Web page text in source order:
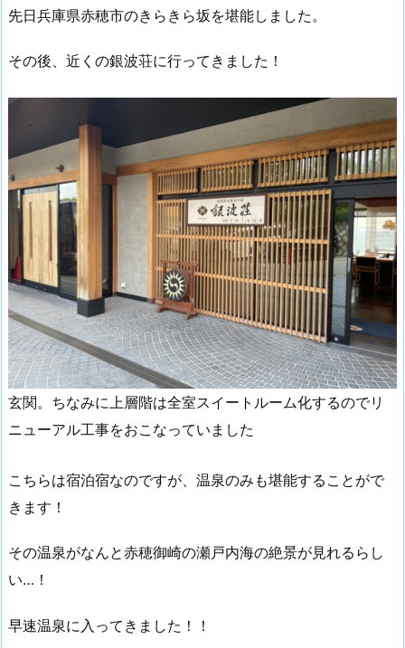
先日兵庫県赤穂市のきらきら坂を堪能しました。
その後、近くの銀波荘に行ってきました！
玄関。ちなみに上層階は全室スイートルーム化するのでリ
ニューアル工事をおこなっていました
こちらは宿泊宿なのですが、温泉のみも堪能することがで
きます！
その温泉がなんと赤穂御崎の瀬戸内海の絶景が見れるらし
い…！
早速温泉に入ってきました！！